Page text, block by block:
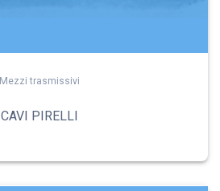
Mezzi trasmissivi
CAVI PIRELLI